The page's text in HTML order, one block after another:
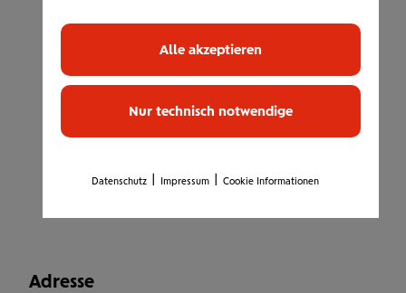
365 Tage im Jahr geöffnet von 05-24 Uhr
INVIBE App mit Members Club Vorteilen,
Online Kursbuchung und Bonusprogramm
1 Abo 17 Studios! Trainieren und
Wohlfühlen an den schönsten Orten Tirols!
Zutritt ab 16 Jahren
Adresse
Nur technisch notwendige
Alle akzeptieren
Datenschutz Impressum Cookie Informationen